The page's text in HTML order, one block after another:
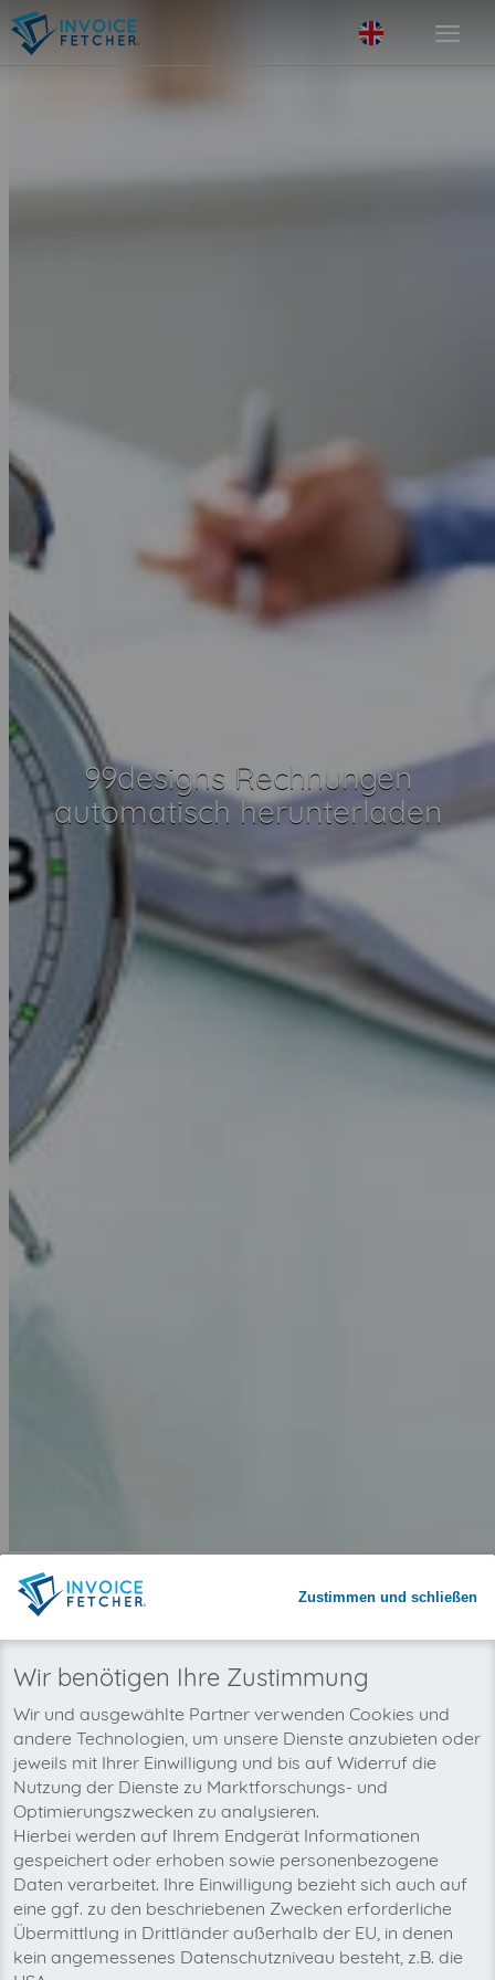
99designs Rechnungen
automatisch herunterladen
Warum invoicefetcher®: REGISTRIEREN
invoicefetcher®› Plattformen› Dienstleistungsbranche› 99designs
Zeit sparen mit automatisiertem
Rechnungsimport
Nie wieder Rechnungen übersehen
Zustimmen und schließen
Wir benötigen Ihre Zustimmung
Wir und ausgewählte Partner verwenden Cookies und
andere Technologien, um unsere Dienste anzubieten oder
jeweils mit Ihrer Einwilligung und bis auf Widerruf die
Nutzung der Dienste zu Marktforschungs- und
Optimierungszwecken zu analysieren.
Hierbei werden auf Ihrem Endgerät Informationen
gespeichert oder erhoben sowie personenbezogene
Daten verarbeitet. Ihre Einwilligung bezieht sich auch auf
eine ggf. zu den beschriebenen Zwecken erforderliche
Übermittlung in Drittländer außerhalb der EU, in denen
kein angemessenes Datenschutzniveau besteht, z.B. die